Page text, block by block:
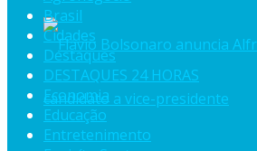
Brasil
Cidades
Destaques
DESTAQUES 24 HORAS
Economia
Educação
Entretenimento